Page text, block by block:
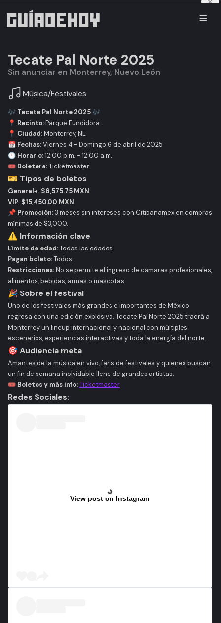
Tecate Pal Norte 2025
Sin anunciar en Monterrey, Nuevo León
Música/Festivales
🎶 Tecate Pal Norte 2025 🎶
📍 Recinto:Parque Fundidora
📍 Ciudad: Monterrey, NL
📅 Fechas:Viernes 4 - Domingo 6 de abril de 2025
🕛 Horario:12:00 p.m. - 12:00 a.m.
🎟 Boletera:Ticketmaster
🎫 Tipos de boletos
General+: $6,575.75 MXN
VIP: $15,450.00 MXN
📌 Promoción:3 meses sin intereses con Citibanamex en compras
mínimas de $3,000.
⚠️ Información clave
Límite de edad:Todas las edades.
Pagan boleto:Todos.
Restricciones:No se permite el ingreso de cámaras profesionales,
alimentos, bebidas, armas o mascotas.
🎉 Sobre el festival
Uno de los festivales más grandes e importantes de México
regresa con una edición explosiva. Tecate Pal Norte 2025 traerá a
Monterrey un lineup internacional y nacional con múltiples
escenarios, experiencias interactivas y toda la energía del norte.
🎯 Audiencia meta
Amantes de la música en vivo, fans de festivales y quienes buscan
un fin de semana inolvidable lleno de grandes artistas.
🎟 Boletos y más info:Ticketmaster
Redes Sociales:
View post on Instagram